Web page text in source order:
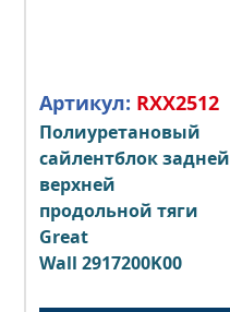
Артикул: RXX2512
Полиуретановый
сайлентблок задней
верхней
продольной тяги
Great
Wall2917200K00